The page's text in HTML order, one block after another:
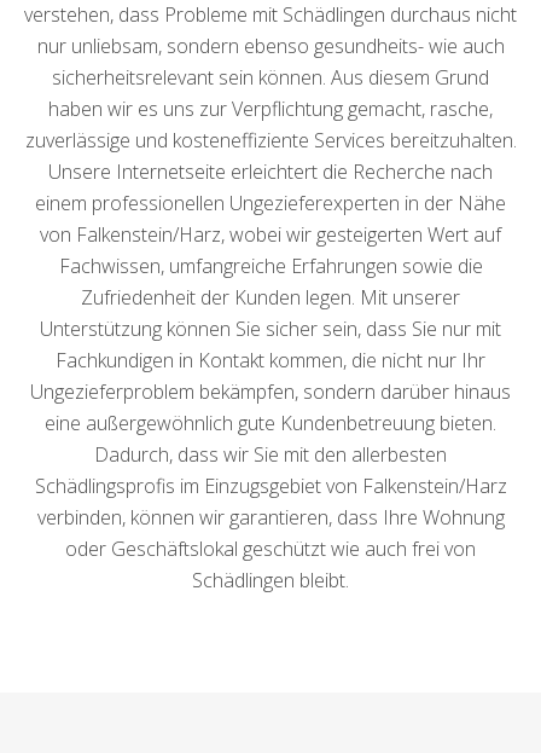
verstehen, dass Probleme mit Schädlingen durchaus nicht
nur unliebsam, sondern ebenso gesundheits- wie auch
sicherheitsrelevant sein können. Aus diesem Grund
haben wir es uns zur Verpflichtung gemacht, rasche,
zuverlässige und kosteneffiziente Services bereitzuhalten.
Unsere Internetseite erleichtert die Recherche nach
einem professionellen Ungezieferexperten in der Nähe
von Falkenstein/Harz, wobei wir gesteigerten Wert auf
Fachwissen, umfangreiche Erfahrungen sowie die
Zufriedenheit der Kunden legen. Mit unserer
Unterstützung können Sie sicher sein, dass Sie nur mit
Fachkundigen in Kontakt kommen, die nicht nur Ihr
Ungezieferproblem bekämpfen, sondern darüber hinaus
eine außergewöhnlich gute Kundenbetreuung bieten.
Dadurch, dass wir Sie mit den allerbesten
Schädlingsprofis im Einzugsgebiet von Falkenstein/Harz
verbinden, können wir garantieren, dass Ihre Wohnung
oder Geschäftslokal geschützt wie auch frei von
Schädlingen bleibt.